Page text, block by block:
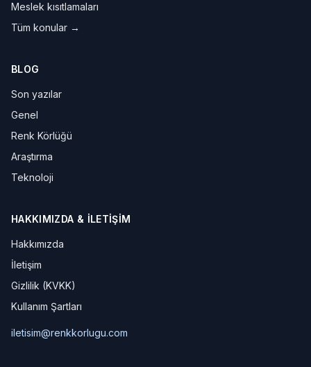
Meslek kısıtlamaları
Tüm konular →
BLOG
Son yazılar
Genel
Renk Körlüğü
Araştırma
Teknoloji
HAKKIMIZDA & İLETIŞIM
Hakkımızda
İletişim
Gizlilik (KVKK)
Kullanım Şartları
iletisim@renkkorlugu.com